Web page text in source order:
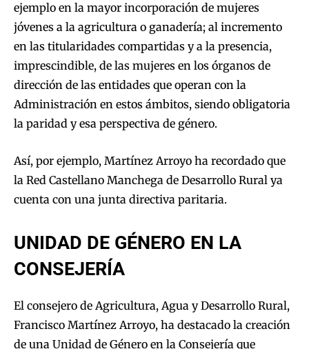
ejemplo en la mayor incorporación de mujeres
jóvenes a la agricultura o ganadería; al incremento
en las titularidades compartidas y a la presencia,
imprescindible, de las mujeres en los órganos de
dirección de las entidades que operan con la
Administración en estos ámbitos, siendo obligatoria
la paridad y esa perspectiva de género.
Así, por ejemplo, Martínez Arroyo ha recordado que
la Red Castellano Manchega de Desarrollo Rural ya
cuenta con una junta directiva paritaria.
UNIDAD DE GÉNERO EN LA
CONSEJERÍA
El consejero de Agricultura, Agua y Desarrollo Rural,
Francisco Martínez Arroyo, ha destacado la creación
de una Unidad de Género en la Consejería que